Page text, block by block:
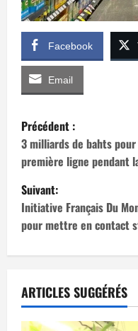
Facebook
Email
N
a
v
i
g
t
Précédent :
3 milliards de bahts
première ligne pendant
Suivant:
Initiative Français Du
pour mettre en contact
ARTICLES SUGGÉRÉS